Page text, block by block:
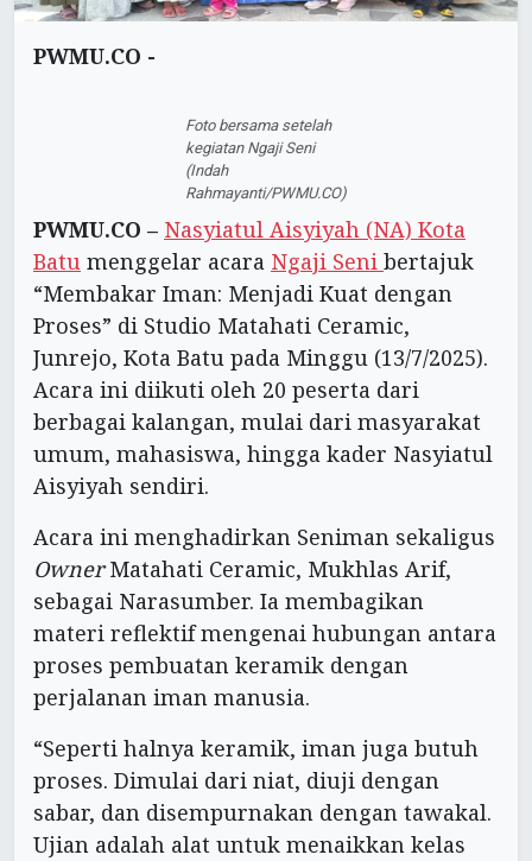
PWMU.CO -
Foto bersama setelah
kegiatan Ngaji Seni
(Indah
Rahmayanti/PWMU.CO)
PWMU.CO – Nasyiatul Aisyiyah (NA) Kota
Batu menggelar acara Ngaji Seni bertajuk
“Membakar Iman: Menjadi Kuat dengan
Proses” di Studio Matahati Ceramic,
Junrejo, Kota Batu pada Minggu (13/7/2025).
Acara ini diikuti oleh 20 peserta dari
berbagai kalangan, mulai dari masyarakat
umum, mahasiswa, hingga kader Nasyiatul
Aisyiyah sendiri.
Acara ini menghadirkan Seniman sekaligus
OwnerMatahati Ceramic, Mukhlas Arif,
sebagai Narasumber. Ia membagikan
materi reflektif mengenai hubungan antara
proses pembuatan keramik dengan
perjalanan iman manusia.
“Seperti halnya keramik, iman juga butuh
proses. Dimulai dari niat, diuji dengan
sabar, dan disempurnakan dengan tawakal.
Ujian adalah alat untuk menaikkan kelas